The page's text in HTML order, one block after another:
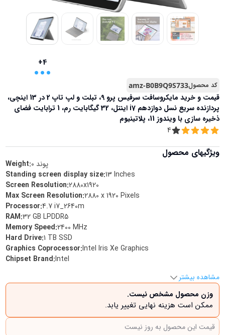
+4
...
کد محصولamz-B0B9Q9S733
قیمت و خرید
مایکروسافت سرفیس پرو 9، تبلت و لپ تاپ 2 در 13 اینچی،
پردازنده سریع نسل دوازدهم i7 اینتل، 32 گیگابایت رم، 1 ترابایت فضای
ذخیره سازی با ویندوز 11، پلاتینیوم
4
ویژگیهای محصول
Weight:0 پوند
Standing screen display size:‎13 Inches
Screen Resolution:‎2880x1920
Max Screen Resolution:‎2880 x 1920 Pixels
Processor:‎4.7 i7_2640m
RAM:‎32 GB LPDDR5
Memory Speed:‎2400 MHz
Hard Drive:‎1 TB SSD
Graphics Coprocessor:‎Intel Iris Xe Graphics
Chipset Brand:‎Intel
مشاهده بیشتر
وزن محصول مشخص نیست.
ممکن است هزینه نهایی تغییر یابد.
قیمت این محصول به روز نیست